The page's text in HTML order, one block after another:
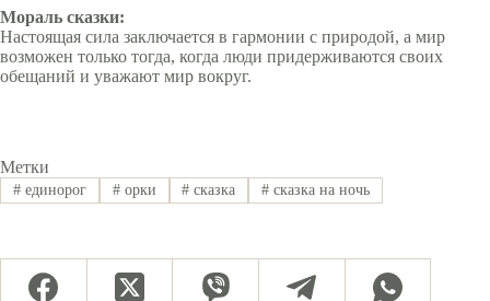
Мораль сказки:
Настоящая сила заключается в гармонии с природой, а мир
возможен только тогда, когда люди придерживаются своих
обещаний и уважают мир вокруг.
Метки
#единорог #орки # сказка # сказка на ночь